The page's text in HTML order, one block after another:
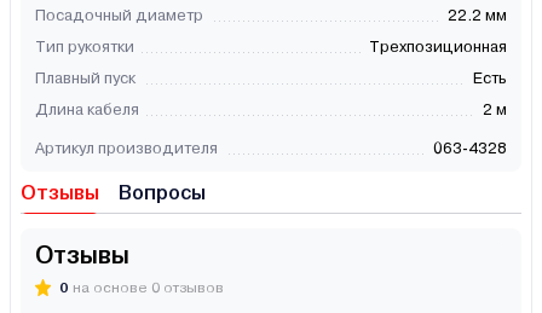
Посадочный диаметр
22.2 мм
Тип рукоятки
Трехпозиционная
Плавный пуск
Есть
Длина кабеля
2 м
Артикул производителя 063-4328
Отзывы Вопросы
Отзывы
0 на основе 0 отзывов